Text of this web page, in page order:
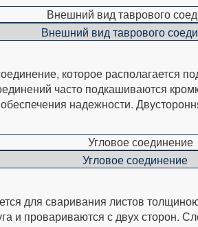
Внешний вид таврового
которое располагается
часто подкашиваются
надежности.
Угловое соединение
для сваривания листов
и провариваются с двух сторон.